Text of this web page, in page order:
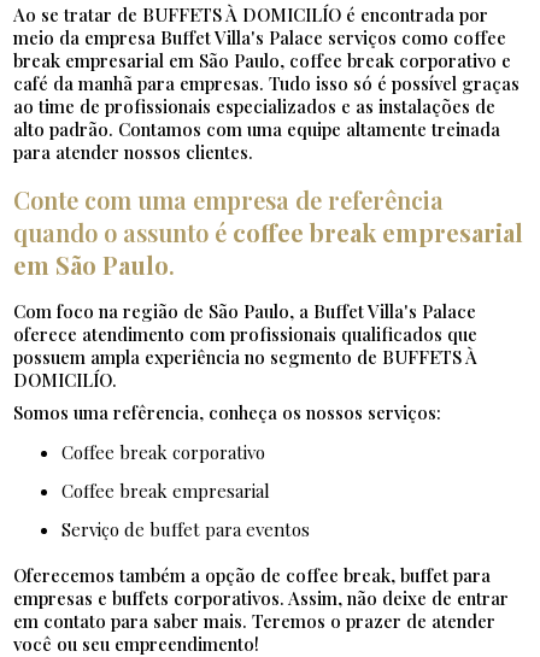
Ao se tratar de BUFFETS À DOMICILÍO é encontrada por
meio da empresa Buffet Villa's Palace serviços como coffee
break empresarial em São Paulo, coffee break corporativo e
café da manhã para empresas. Tudo isso só é possível graças
ao time de profissionais especializados e as instalações de
alto padrão. Contamos com uma equipe altamente treinada
para atender nossos clientes.
Conte com uma empresa de referência
quando o assunto é coffee break empresarial
em São Paulo.
Com foco na região de São Paulo, a Buffet Villa's Palace
oferece atendimento com profissionais qualificados que
possuem ampla experiência no segmento de BUFFETS À
DOMICILÍO.
Somos uma refêrencia, conheça os nossos serviços:
coffee break corporativo
coffee break empresarial
serviço de buffet para eventos
Oferecemos também a opção de coffee break, buffet para
empresas e buffets corporativos. Assim, não deixe de entrar
em contato para saber mais. Teremos o prazer de atender
você ou seu empreendimento!